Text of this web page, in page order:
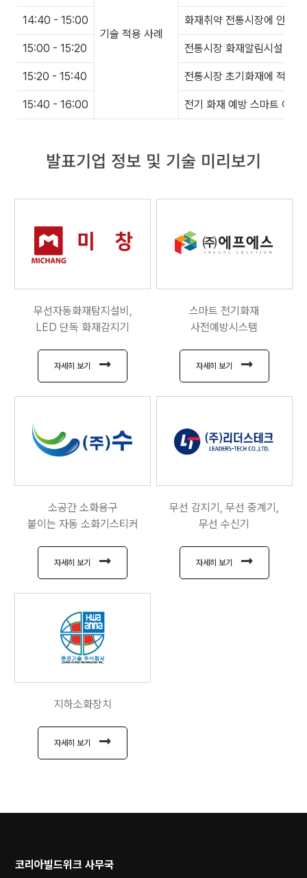
기술 적용 사례
14:40 - 15:00 화재취약 전통시장에 안전
15:00 - 15:20 전통시장 화재알림시설 시
15:20 - 15:40 전통시장 초기화재에 적합
15:40 - 16:00 전기 화재 예방 스마트 아크
발표기업 정보 및 기술 미리보기
무선자동화재탐지설비,
LED 단독 화재감지기
자세히 보기
스마트 전기화재
사전예방시스템
자세히 보기
소공간 소화용구
붙이는 자동 소화기스티커
자세히 보기
무선 감지기, 무선 중계기,
무선 수신기
자세히 보기
지하소화장치
자세히 보기
코리아빌드위크 사무국